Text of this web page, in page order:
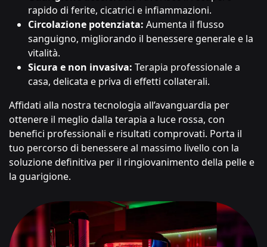
rapido di ferite, cicatrici e infiammazioni.
Circolazione potenziata: Aumenta il flusso
sanguigno, migliorando il benessere generale e la
vitalità.
Sicura e non invasiva: Terapia professionale a
casa, delicata e priva di effetti collaterali.
Affidati alla nostra tecnologia all’avanguardia per
ottenere il meglio dalla terapia a luce rossa, con
benefici professionali e risultati comprovati. Porta il
tuo percorso di benessere al massimo livello con la
soluzione definitiva per il ringiovanimento della pelle e
la guarigione.